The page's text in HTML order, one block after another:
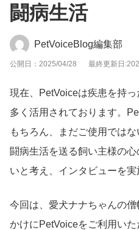
闘病生活
PetVoiceBlog編集部
公開日：2025/04/28 最終更新日
現在、PetVoiceは疾患を持
多く活用されております。
もちろん、まだご使用では
闘病生活を送る飼い主様の
いと考え、インタビューを実
今回は、愛犬ナナちゃんの
かけにPetVoiceをご利用い